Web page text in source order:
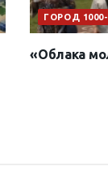
ГОРОД
«Облака